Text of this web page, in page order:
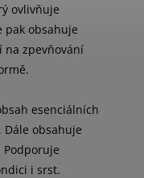
ovlivňuje
pak obsahuje
na zpevňování
esenciálních
Dále obsahuje
i srst.